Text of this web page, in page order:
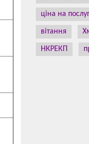
ціна на
вітання
НКРЕКП